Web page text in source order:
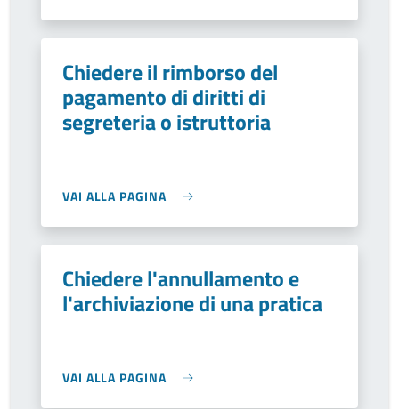
Chiedere il rimborso del
pagamento di diritti di
segreteria o istruttoria
VAI ALLA PAGINA
Chiedere l'annullamento e
l'archiviazione di una pratica
VAI ALLA PAGINA